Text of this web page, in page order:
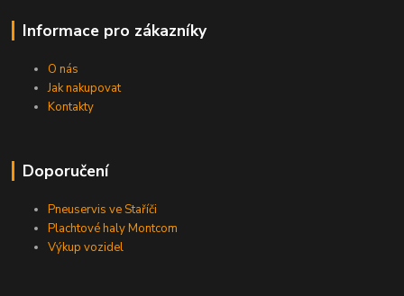
Informace pro zákazníky
O nás
Jak nakupovat
Kontakty
Doporučení
Pneuservis ve Staříči
Plachtové haly Montcom
Výkup vozidel